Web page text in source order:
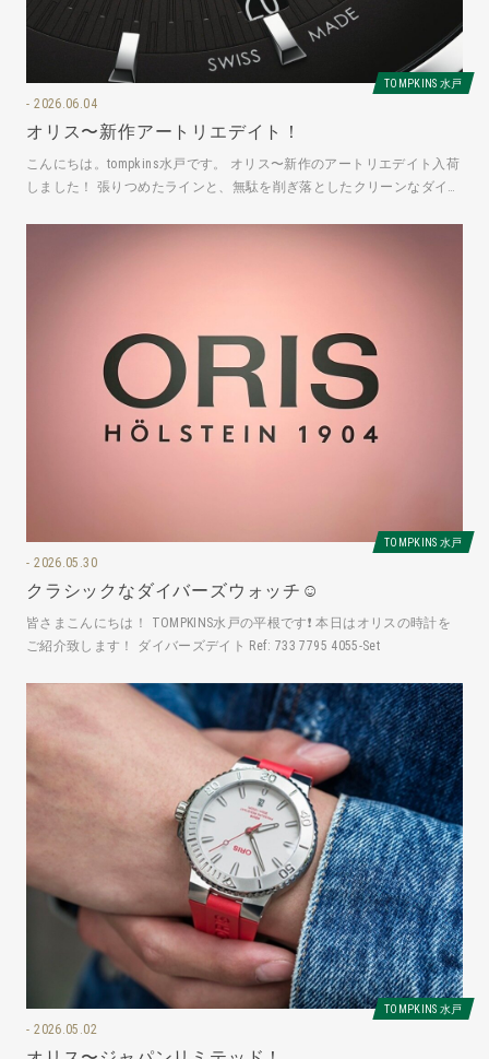
TOMPKINS 水戸
2026.06.04
オリス〜新作アートリエデイト！
こんにちは。tompkins水戸です。 オリス〜新作のアートリエデイト入荷
しました！ 張りつめたラインと、無駄を削ぎ落としたクリーンなダイヤ
TOMPKINS 水戸
2026.05.30
クラシックなダイバーズウォッチ☺️
皆さまこんにちは！ TOMPKINS水戸の平根です❗️ 本日はオリスの時計を
ご紹介致します！ ダイバーズデイト Ref: 733 7795 4055-Set
TOMPKINS 水戸
2026.05.02